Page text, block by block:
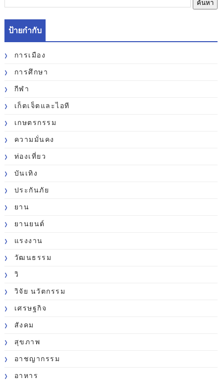
ป้ายกำกับ
การเมือง
การศึกษา
กีฬา
เก็ตเจ็ตและไอที
เกษตรกรรม
ความมั่นคง
ท่องเที่ยว
บันเทิง
ประกันภัย
ยาน
ยานยนต์
แรงงาน
วัฒนธรรม
วิ
วิจัย นวัตกรรม
เศรษฐกิจ
สังคม
สุขภาพ
อาชญากรรม
อาหาร